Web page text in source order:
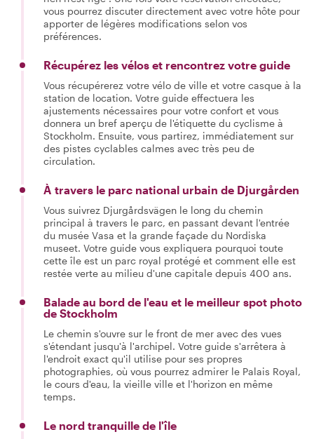
vous pourrez discuter directement avec votre hôte pour
apporter de légères modifications selon vos
préférences.
Récupérez les vélos et rencontrez votre guide
Vous récupérerez votre vélo de ville et votre casque à la
station de location. Votre guide effectuera les
ajustements nécessaires pour votre confort et vous
donnera un bref aperçu de l'étiquette du cyclisme à
Stockholm. Ensuite, vous partirez, immédiatement sur
des pistes cyclables calmes avec très peu de
circulation.
À travers le parc national urbain de Djurgården
Vous suivrez Djurgårdsvägen le long du chemin
principal à travers le parc, en passant devant l'entrée
du musée Vasa et la grande façade du Nordiska
museet. Votre guide vous expliquera pourquoi toute
cette île est un parc royal protégé et comment elle est
restée verte au milieu d'une capitale depuis 400 ans.
Balade au bord de l'eau et le meilleur spot photo
de Stockholm
Le chemin s'ouvre sur le front de mer avec des vues
s'étendant jusqu'à l'archipel. Votre guide s'arrêtera à
l'endroit exact qu'il utilise pour ses propres
photographies, où vous pourrez admirer le Palais Royal,
le cours d'eau, la vieille ville et l'horizon en même
temps.
Le nord tranquille de l'île